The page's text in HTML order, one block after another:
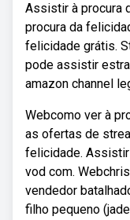
Assistir à procura
procura da
felicidade grátis.
pode assistir
amazon channel
Webcomo ver à
as ofertas de
felicidade.
vod com.
vendedor
filho pequeno